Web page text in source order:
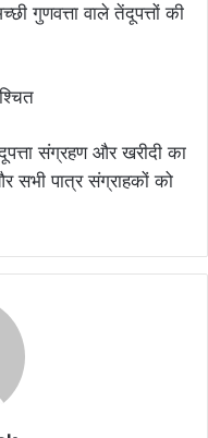
गुणवत्ता वाले तेंदूपत्तों की
संग्रहण और खरीदी का
सभी पात्र संग्राहकों को